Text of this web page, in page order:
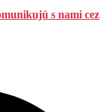
s nami cez